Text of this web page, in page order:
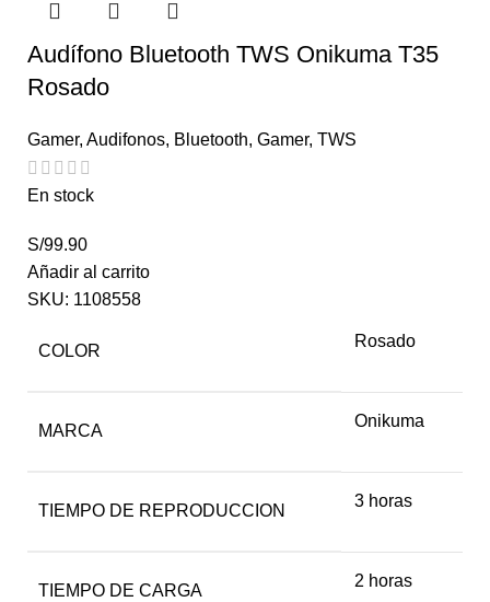
Audífono Bluetooth TWS Onikuma T35
Rosado
Gamer, Audifonos, Bluetooth, Gamer, TWS
En stock
S/99.90
Añadir al carrito
SKU: 1108558
COLOR
Rosado
MARCA
Onikuma
TIEMPO DE REPRODUCCION
3 horas
TIEMPO DE CARGA
2 horas